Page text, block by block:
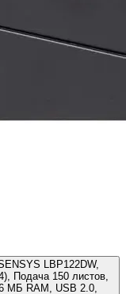
LBP122DW,
Подача 150 листов,
МБ RAM, USB 2.0,